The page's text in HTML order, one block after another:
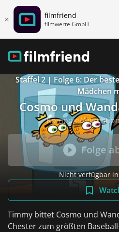
filmfriend
filmwerte GmbH
Staffel 2 | Folge 6: Der
Mädchen
Cosmo und
Komödie/
Folge
Nicht verfügbar
Timmy bittet Cosmo und
Chester zum größten